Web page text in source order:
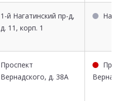
1-й Нагатинский пр-д,
д. 11, корп. 1
Проспект
Вернадского, д. 38А